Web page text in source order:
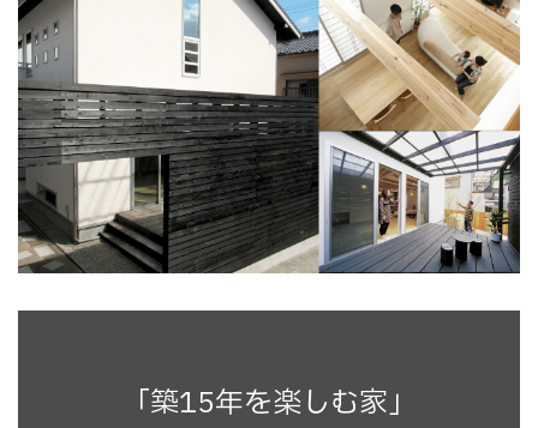
「築15年を楽しむ家」